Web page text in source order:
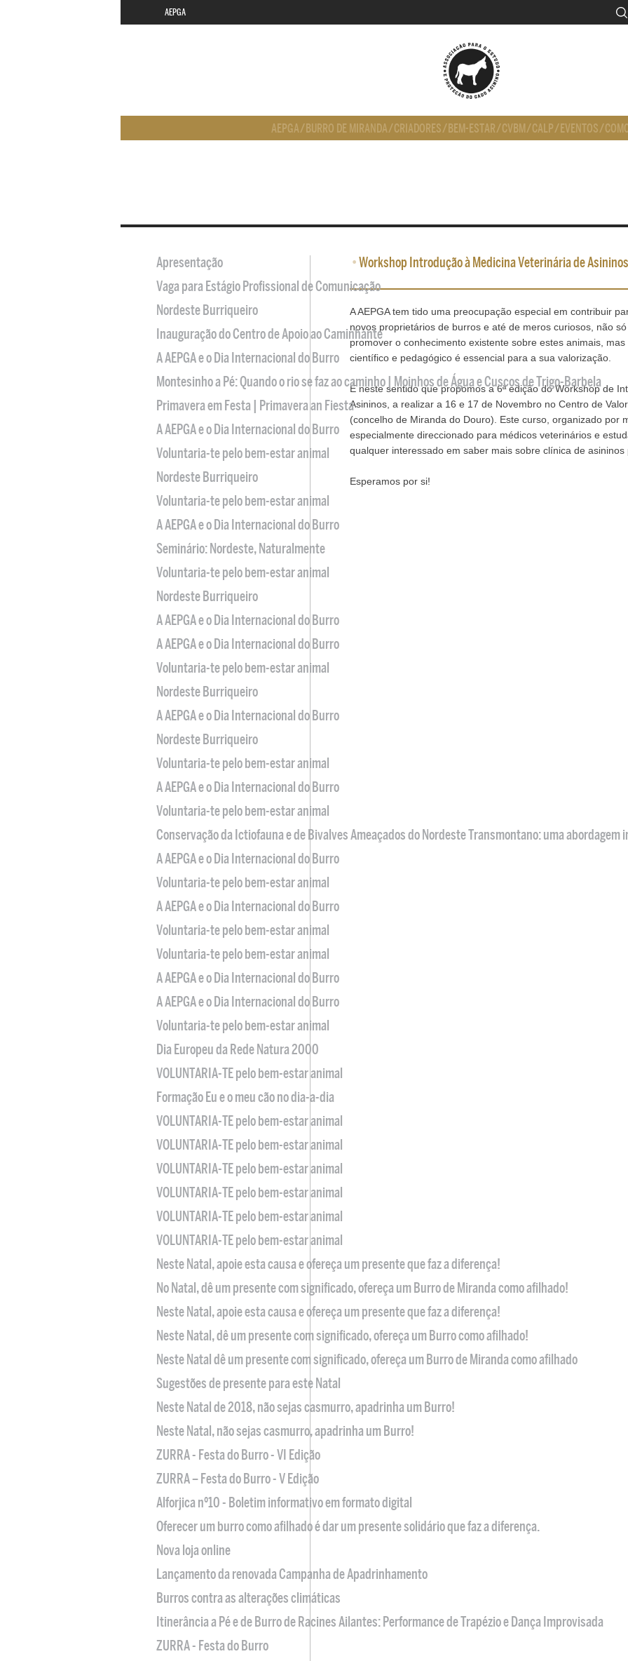
AEPGA
AEPGA/ BURRO DE MIRANDA/CRIADORES/ BEM-ESTAR/CVBM/CALP/ EVENTOS/
•Workshop Introdução à Medicina Veterinária de Asininos
A AEPGA tem tido uma preocupação especial em contribuir
novos proprietários de burros e até de meros curiosos, não
promover o conhecimento existente sobre estes animais,
científico e pedagógico é essencial para a sua valorização.
É neste sentido que propomos a 6ª edição do Workshop de
Asininos, a realizar a 16 e 17 de Novembro no Centro de
(concelho de Miranda do Douro). Este curso, organizado por
especialmente direccionado para médicos veterinários e
qualquer interessado em saber mais sobre clínica de asininos
Esperamos por si!
Apresentação
Vaga para Estágio Profissional de Comunicação
Nordeste Burriqueiro
Inauguração do Centro de Apoio ao Caminhante
A AEPGA e o Dia Internacional do Burro
Montesinho a Pé: Quando o rio se faz ao caminho | Moinhos de Água e Cuscos de Trigo-Barbela
Primavera em Festa | Primavera an Fiesta
A AEPGA e o Dia Internacional do Burro
Voluntaria-te pelo bem-estar animal
Nordeste Burriqueiro
Voluntaria-te pelo bem-estar animal
A AEPGA e o Dia Internacional do Burro
Seminário: Nordeste, Naturalmente
Voluntaria-te pelo bem-estar animal
Nordeste Burriqueiro
A AEPGA e o Dia Internacional do Burro
A AEPGA e o Dia Internacional do Burro
Voluntaria-te pelo bem-estar animal
Nordeste Burriqueiro
A AEPGA e o Dia Internacional do Burro
Nordeste Burriqueiro
Voluntaria-te pelo bem-estar animal
A AEPGA e o Dia Internacional do Burro
Voluntaria-te pelo bem-estar animal
Conservação da Ictiofauna e de Bivalves Ameaçados do Nordeste Transmontano: uma abordagem
A AEPGA e o Dia Internacional do Burro
Voluntaria-te pelo bem-estar animal
A AEPGA e o Dia Internacional do Burro
Voluntaria-te pelo bem-estar animal
Voluntaria-te pelo bem-estar animal
A AEPGA e o Dia Internacional do Burro
A AEPGA e o Dia Internacional do Burro
Voluntaria-te pelo bem-estar animal
Dia Europeu da Rede Natura 2000
VOLUNTARIA-TE pelo bem-estar animal
Formação Eu e o meu cão no dia-a-dia
VOLUNTARIA-TE pelo bem-estar animal
VOLUNTARIA-TE pelo bem-estar animal
VOLUNTARIA-TE pelo bem-estar animal
VOLUNTARIA-TE pelo bem-estar animal
VOLUNTARIA-TE pelo bem-estar animal
VOLUNTARIA-TE pelo bem-estar animal
Neste Natal, apoie esta causa e ofereça um presente que faz a diferença!
No Natal, dê um presente com significado, ofereça um Burro de Miranda como afilhado!
Neste Natal, apoie esta causa e ofereça um presente que faz a diferença!
Neste Natal, dê um presente com significado, ofereça um Burro como afilhado!
Neste Natal dê um presente com significado, ofereça um Burro de Miranda como afilhado
Sugestões de presente para este Natal
Neste Natal de 2018, não sejas casmurro, apadrinha um Burro!
Neste Natal, não sejas casmurro, apadrinha um Burro!
ZURRA - Festa do Burro - VI Edição
ZURRA – Festa do Burro - V Edição
Alforjica nº10 - Boletim informativo em formato digital
Oferecer um burro como afilhado é dar um presente solidário que faz a diferença.
Nova loja online
Lançamento da renovada Campanha de Apadrinhamento
Burros contra as alterações climáticas
Itinerância a Pé e de Burro de Racines Ailantes: Performance de Trapézio e Dança Improvisada
ZURRA - Festa do Burro